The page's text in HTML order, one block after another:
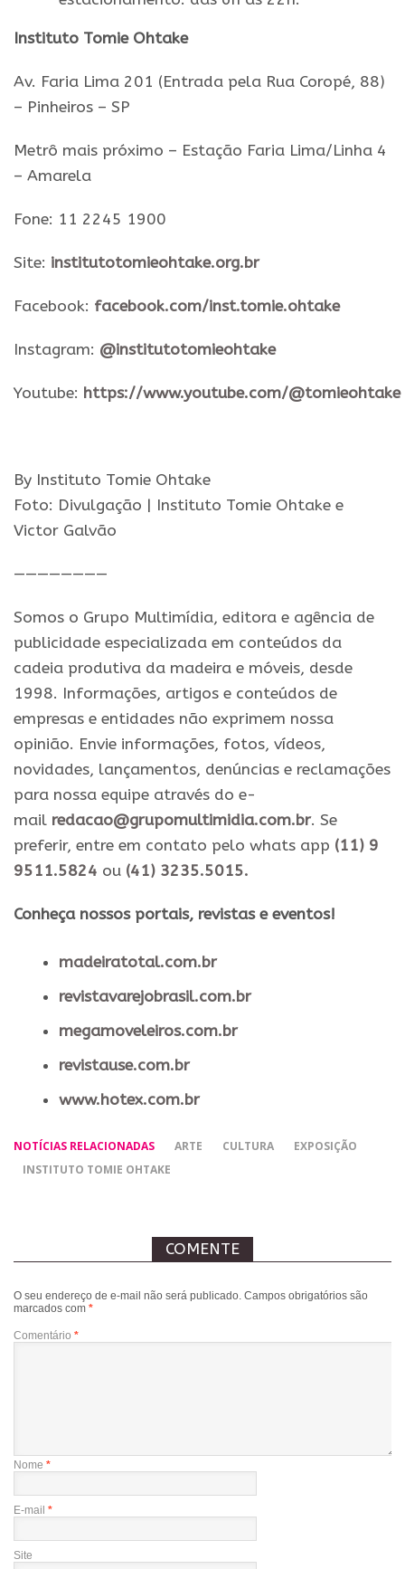
Instituto Tomie Ohtake
Av. Faria Lima 201 (Entrada pela Rua Coropé, 88)
– Pinheiros – SP
Metrô mais próximo – Estação Faria Lima/Linha 4
– Amarela
Fone: 11 2245 1900
Site: institutotomieohtake.org.br
Facebook: facebook.com/inst.tomie.ohtake
Instagram: @institutotomieohtake
Youtube: https://www.youtube.com/@tomieohtake
By Instituto Tomie Ohtake
Foto: Divulgação | Instituto Tomie Ohtake e
Victor Galvão
————————
Somos o Grupo Multimídia, editora e agência de
publicidade especializada em conteúdos da
cadeia produtiva da madeira e móveis, desde
1998. Informações, artigos e conteúdos de
empresas e entidades não exprimem nossa
opinião. Envie informações, fotos, vídeos,
novidades, lançamentos, denúncias e reclamações
para nossa equipe através do e-
mail redacao@grupomultimidia.com.br. Se
preferir, entre em contato pelo whats app (11) 9
9511.5824 ou (41) 3235.5015.
​Conheça nossos ​portais, revistas e eventos​!
madeiratotal.com.br
revistavarejobrasil.com.br
megamoveleiros.com.br
revistause.com.br
www.hotex.com.br
NOTÍCIAS RELACIONADAS ARTE CULTURA
EXPOSIÇÃO
INSTITUTO TOMIE OHTAKE
COMENTE
O seu endereço de e-mail não será publicado. Campos obrigatórios são
marcados com *
Comentário *
Nome *
E-mail *
Site